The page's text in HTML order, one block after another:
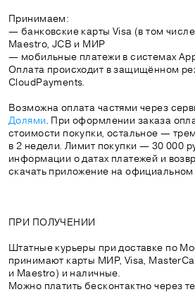
Принимаем:
— банковские карты Visa (в том
Maestro, JCB и МИР
— мобильные платежи в системах
Оплата происходит в защищённом
CloudPayments.
Возможна оплата частями через
Долями. При оформлении заказа
стоимости покупки, остальное —
в 2 недели. Лимит покупки — 30 000
информации о датах платежей и
скачать приложение на официальном
ПРИ ПОЛУЧЕНИИ
Штатные курьеры при доставке по
принимают карты МИР, Visa,
и Maestro) и наличные.
Можно платить бесконтактно через